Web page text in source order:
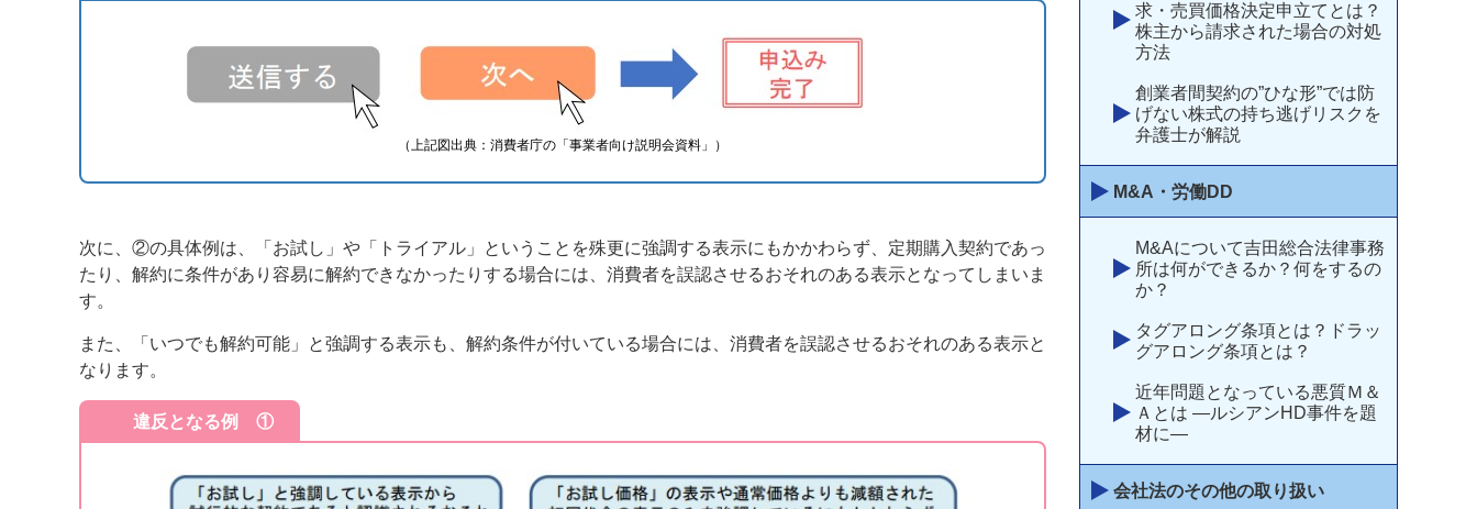
（上記図出典：消費者庁の「事業者向け説明会資料」）
次に、②の具体例は、「お試し」や「トライアル」ということを殊更に強調する表示にもかかわらず、定期購入契約であっ
たり、解約に条件があり容易に解約できなかったりする場合には、消費者を誤認させるおそれのある表示となってしまいま
す。
また、「いつでも解約可能」と強調する表示も、解約条件が付いている場合には、消費者を誤認させるおそれのある表示と
なります。
違反となる例 ①
求・売買価格決定申立てとは？
株主から請求された場合の対処
方法
創業者間契約の”ひな形”では防
げない株式の持ち逃げリスクを
弁護士が解説
M&A・労働DD
M&Aについて吉田総合法律事務
所は何ができるか？何をするの
か？
タグアロング条項とは？ドラッ
グアロング条項とは？
近年問題となっている悪質Ｍ＆
Ａとは ―ルシアンHD事件を題
材に―
会社法のその他の取り扱い